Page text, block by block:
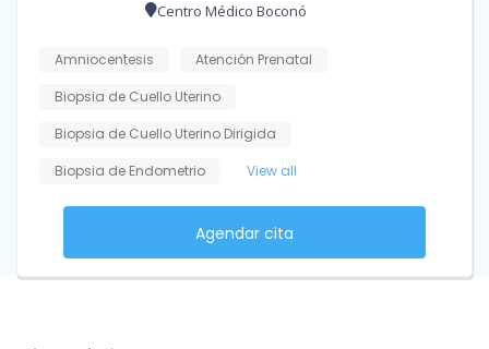
Centro Médico Boconó
Amniocentesis
Atención Prenatal
Biopsia de Cuello Uterino
Biopsia de Cuello Uterino Dirigida
Biopsia de Endometrio
View all
Agendar cita